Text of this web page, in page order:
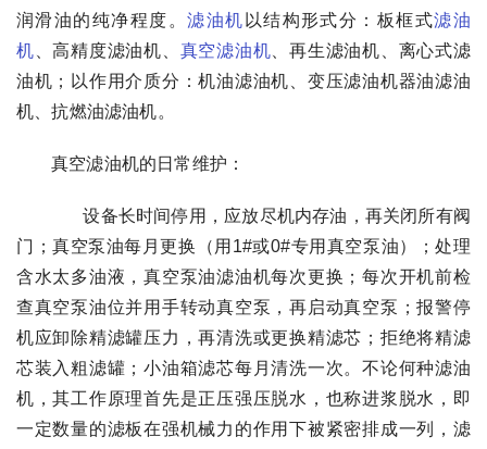
润滑油的纯净程度。滤油机 以结构形式分：板框式滤油
机 、高精度滤油机、 真空滤油机 、再生滤油机、离心式滤
油机；以作用介质分：机油滤油机、变压滤油机器油滤油
机、抗燃油滤油机。
真空滤油机的日常维护：
设备长时间停用，应放尽机内存油，再关闭所有阀
门；真空泵油每月更换（用1#或0#专用真空泵油）；处理
含水太多油液，真空泵油滤油机每次更换；每次开机前检
查真空泵油位并用手转动真空泵，再启动真空泵；报警停
机应卸除精滤罐压力，再清洗或更换精滤芯；拒绝将精滤
芯装入粗滤罐；小油箱滤芯每月清洗一次。不论何种滤油
机，其工作原理首先是正压强压脱水，也称进浆脱水，即
一定数量的滤板在强机械力的作用下被紧密排成一列，滤